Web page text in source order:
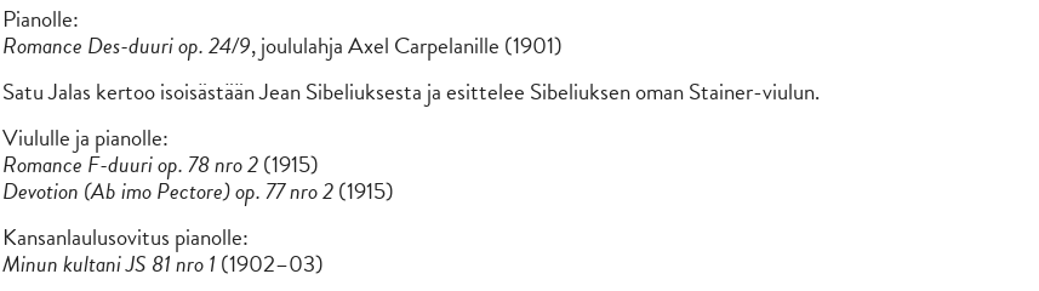
Pianolle:
Romance Des-duuri op. 24/9, joululahja Axel Carpelanille (1901)
Satu Jalas kertoo isoisästään Jean Sibeliuksesta ja esittelee Sibeliuksen oman Stainer-viulun.
Viululle ja pianolle:
Romance F-duuri op. 78 nro 2(1915)
Devotion (Ab imo Pectore) op. 77 nro 2(1915)
Kansanlaulusovitus pianolle:
Minun kultani JS 81 nro 1 (1902–03)